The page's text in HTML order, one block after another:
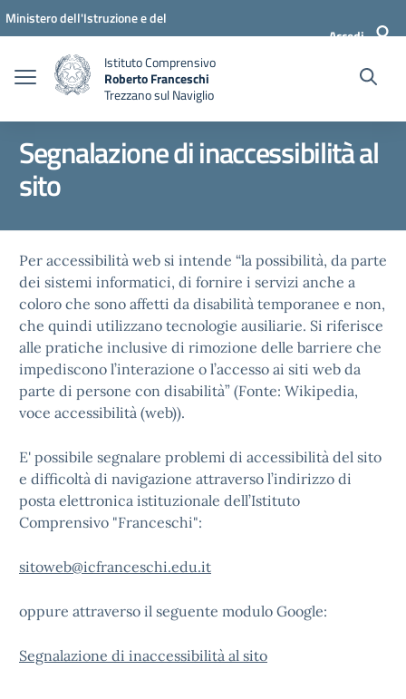
Vai ai contenuti
Vai al menu di navigazione
Vai al footer
Ministero dell'Istruzione e del
Accedi
Istituto Comprensivo
Roberto Franceschi
Trezzano sul Naviglio
Segnalazione di inaccessibilità al
sito
Per accessibilità web si intende “la possibilità, da parte
dei sistemi informatici, di fornire i servizi anche a
coloro che sono affetti da disabilità temporanee e non,
che quindi utilizzano tecnologie ausiliarie. Si riferisce
alle pratiche inclusive di rimozione delle barriere che
impediscono l’interazione o l’accesso ai siti web da
parte di persone con disabilità” (Fonte: Wikipedia,
voce accessibilità (web)).
E' possibile segnalare problemi di accessibilità del sito
e difficoltà di navigazione attraverso l’indirizzo di
posta elettronica istituzionale dell’Istituto
Comprensivo "Franceschi":
sitoweb@icfranceschi.edu.it
oppure attraverso il seguente modulo Google:
Segnalazione di inaccessibilità al sito